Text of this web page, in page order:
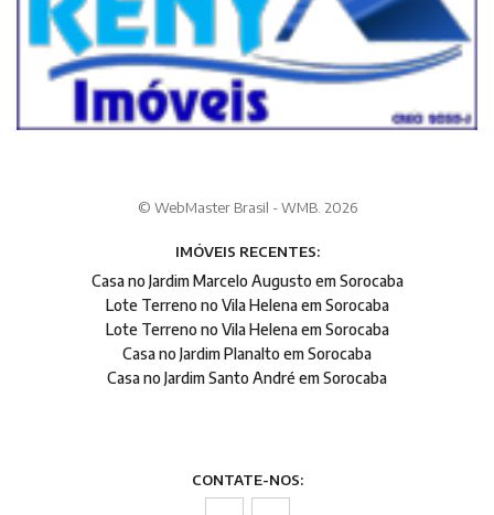
© WebMaster Brasil - WMB. 2026
IMÓVEIS RECENTES:
Casa no Jardim Marcelo Augusto em Sorocaba
Lote Terreno no Vila Helena em Sorocaba
Lote Terreno no Vila Helena em Sorocaba
Casa no Jardim Planalto em Sorocaba
Casa no Jardim Santo André em Sorocaba
CONTATE-NOS: